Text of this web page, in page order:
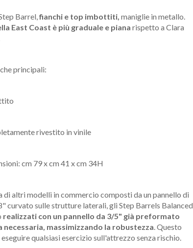
Barrel,fianchi e top imbottiti, maniglie in metallo.
East Coast è più graduale e piana rispetto a Clara
principali:
rivestito in vinile
cm 79 x cm 41 x cm 34H
di altri modelli in commercio composti da un pannello di
curvato sulle strutture laterali, gli Step Barrels Balanced
realizzati con un pannello da 3/5" già preformato
necessaria, massimizzando la robustezza. Questo
qualsiasi esercizio sull'attrezzo senza rischio.